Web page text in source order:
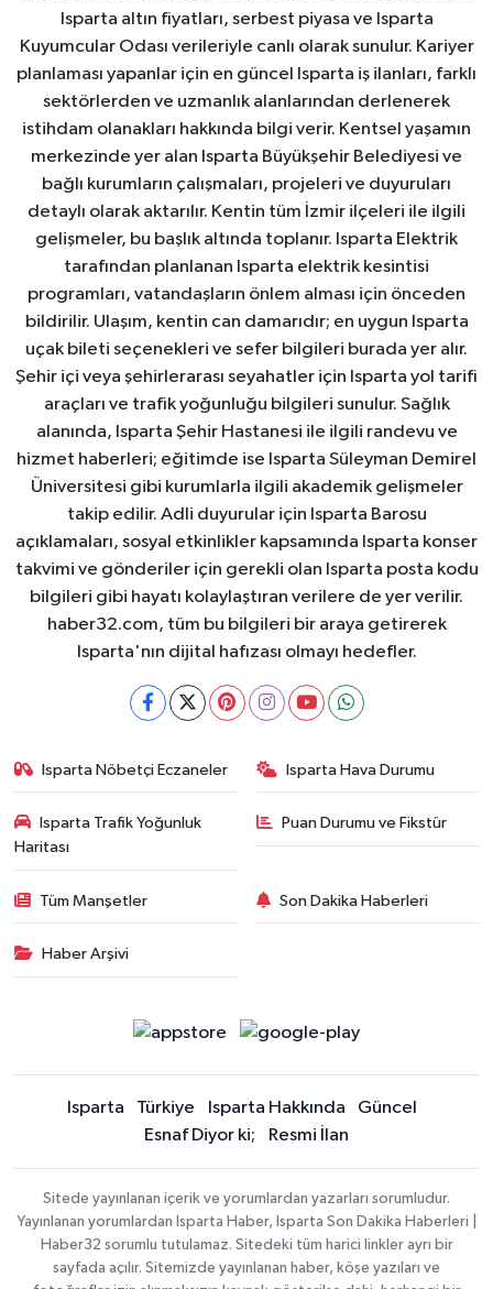
Isparta altın fiyatları, serbest piyasa ve Isparta
Kuyumcular Odası verileriyle canlı olarak sunulur. Kariyer
planlaması yapanlar için en güncel Isparta iş ilanları, farklı
sektörlerden ve uzmanlık alanlarından derlenerek
istihdam olanakları hakkında bilgi verir. Kentsel yaşamın
merkezinde yer alan Isparta Büyükşehir Belediyesi ve
bağlı kurumların çalışmaları, projeleri ve duyuruları
detaylı olarak aktarılır. Kentin tüm İzmir ilçeleri ile ilgili
gelişmeler, bu başlık altında toplanır. Isparta Elektrik
tarafından planlanan Isparta elektrik kesintisi
programları, vatandaşların önlem alması için önceden
bildirilir. Ulaşım, kentin can damarıdır; en uygun Isparta
uçak bileti seçenekleri ve sefer bilgileri burada yer alır.
Şehir içi veya şehirlerarası seyahatler için Isparta yol tarifi
araçları ve trafik yoğunluğu bilgileri sunulur. Sağlık
alanında, Isparta Şehir Hastanesi ile ilgili randevu ve
hizmet haberleri; eğitimde ise Isparta Süleyman Demirel
Üniversitesi gibi kurumlarla ilgili akademik gelişmeler
takip edilir. Adli duyurular için Isparta Barosu
açıklamaları, sosyal etkinlikler kapsamında Isparta konser
takvimi ve gönderiler için gerekli olan Isparta posta kodu
bilgileri gibi hayatı kolaylaştıran verilere de yer verilir.
haber32.com, tüm bu bilgileri bir araya getirerek
Isparta'nın dijital hafızası olmayı hedefler.
Isparta Nöbetçi Eczaneler Isparta Hava Durumu
Isparta Trafik Yoğunluk
Haritası
Puan Durumu ve Fikstür
Tüm Manşetler Son Dakika Haberleri
Haber Arşivi
Isparta Türkiye Isparta Hakkında
Güncel
Esnaf Diyor ki;
Resmi İlan
Sitede yayınlanan içerik ve yorumlardan yazarları sorumludur.
Yayınlanan yorumlardan Isparta Haber, Isparta Son Dakika Haberleri |
Haber32 sorumlu tutulamaz. Sitedeki tüm harici linkler ayrı bir
sayfada açılır. Sitemizde yayınlanan haber, köşe yazıları ve